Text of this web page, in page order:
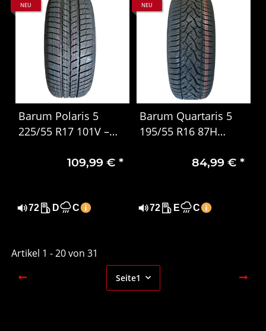
NEU
Barum Polaris 5
225/55 R17 101V –
109,99 € *
72 D C
NEU
Barum Quartaris 5
195/55 R16 87H
M+S & 3PMSF, DOT
84,99 €*
72 E C
Artikel 1 - 20 von 31
Seite1